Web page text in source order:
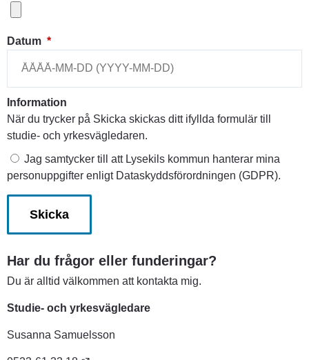
Datum *(obligatorisk)
Information
När du trycker på Skicka skickas ditt ifyllda formulär till
studie- och yrkesvägledaren.
Jag samtycker till att Lysekils kommun hanterar mina
personuppgifter enligt Dataskyddsförordningen (GDPR).
Har du frågor eller funderingar?
Du är alltid välkommen att kontakta mig.
Studie- och yrkesvägledare
Susanna Samuelsson